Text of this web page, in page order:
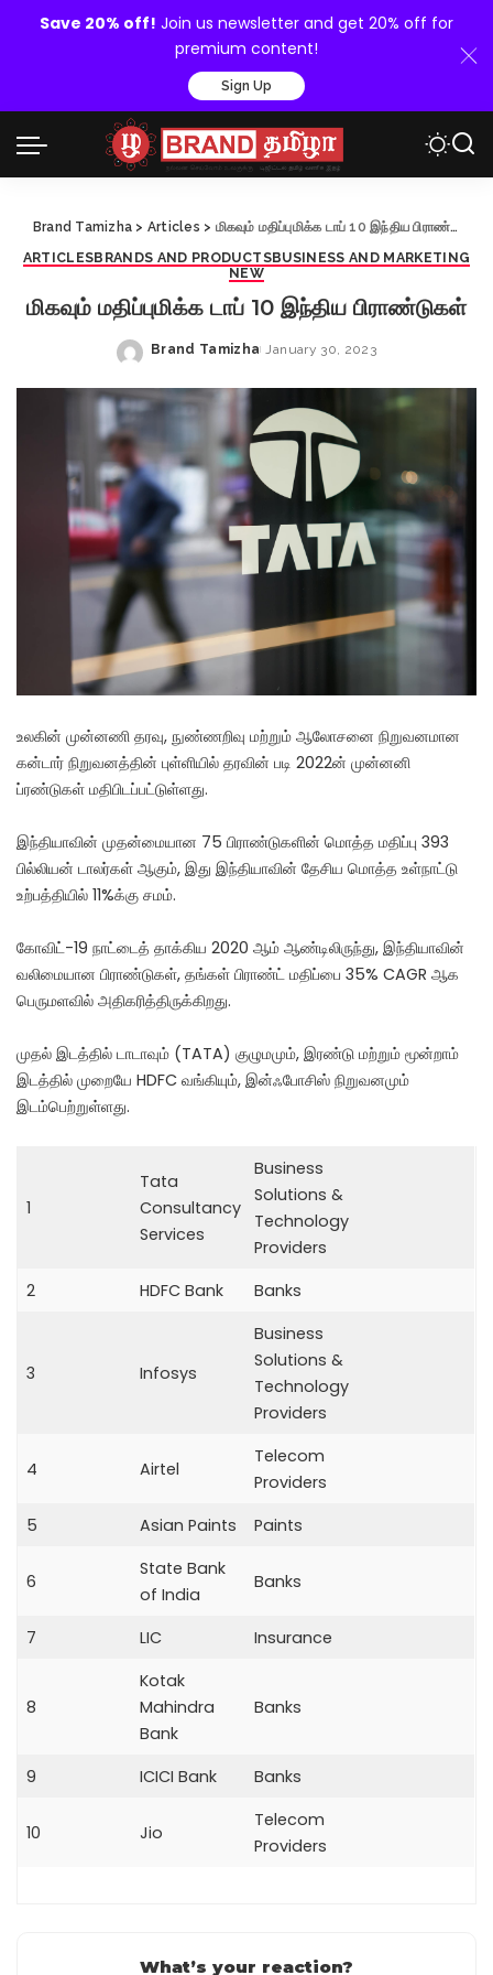
Save 20% off! Join us newsletter and get 20% off for
premium content!
Sign Up
Brand Tamizha > Articles > மிகவும் மதிப்புமிக்க டாப் 10 இந்திய பிராண்டுகள்
ARTICLESBRANDS AND PRODUCTSBUSINESS AND MARKETING
NEW
மிகவும் மதிப்புமிக்க டாப் 10 இந்திய பிராண்டுகள்
Posted
Brand Tamizha January 30, 2023
உலகின் முன்னணி தரவு, நுண்ணறிவு மற்றும் ஆலோசனை நிறுவனமான
கன்டார் நிறுவனத்தின் புள்ளியில் தரவின் படி 2022ன் முன்னனி
ப்ரண்டுகள் மதிபிடப்பட்டுள்ளது.
இந்தியாவின் முதன்மையான 75 பிராண்டுகளின் மொத்த மதிப்பு 393
பில்லியன் டாலர்கள் ஆகும், இது இந்தியாவின் தேசிய மொத்த உள்நாட்டு
உற்பத்தியில் 11%க்கு சமம்.
கோவிட்-19 நாட்டைத் தாக்கிய 2020 ஆம் ஆண்டிலிருந்து, இந்தியாவின்
வலிமையான பிராண்டுகள், தங்கள் பிராண்ட் மதிப்பை 35% CAGR ஆக
பெருமளவில் அதிகரித்திருக்கிறது.
முதல் இடத்தில் டாடாவும் (TATA) குழுமமும், இரண்டு மற்றும் மூன்றாம்
இடத்தில் முறையே HDFC வங்கியும், இன்ஃபோசிஸ் நிறுவனமும்
இடம்பெற்றுள்ளது.
1
Tata
Consultancy
Services
Business
Solutions &
Technology
Providers
2
HDFC Bank Banks
3 Infosys
Business
Solutions &
Technology
Providers
4 Airtel
Telecom
Providers
5
Asian Paints Paints
6
State Bank
of India
Banks
7 LIC Insurance
8
Kotak
Mahindra
Bank
Banks
9 ICICI Bank Banks
10 Jio
Telecom
Providers
What’s your reaction?